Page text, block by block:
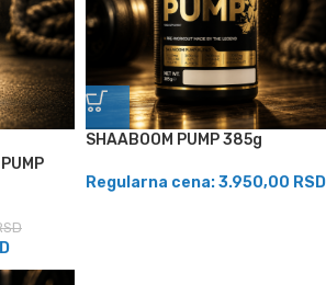
SHAABOOM PUMP 385g
Regularna cena:3.950,00 RSD